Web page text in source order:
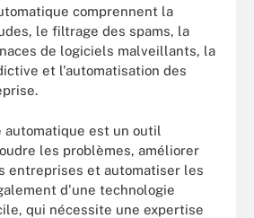
comprennent la
le filtrage des spams, la
de logiciels malveillants, la
et l'automatisation des
automatique est un outil
les problèmes, améliorer
entreprises et automatiser les
d'une technologie
qui nécessite une expertise